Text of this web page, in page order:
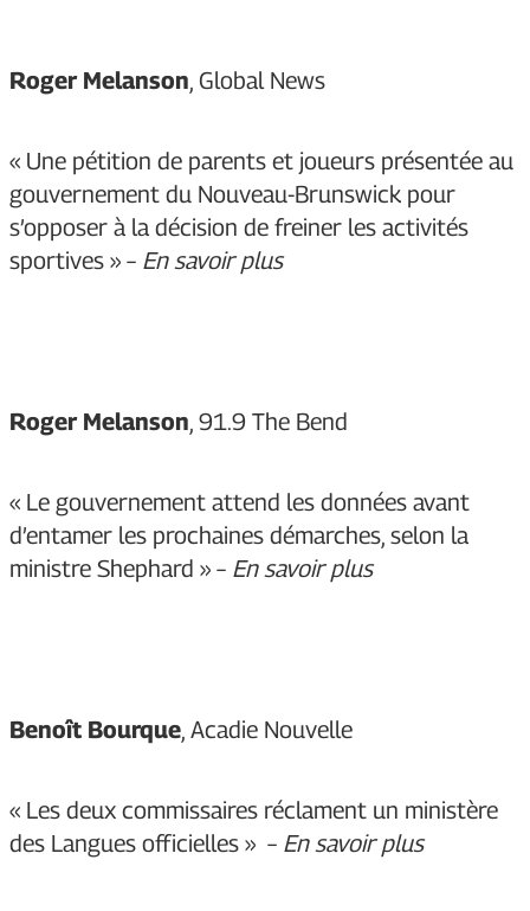
Roger Melanson, Global News
« Une pétition de parents et joueurs présentée au
gouvernement du Nouveau-Brunswick pour
s’opposer à la décision de freiner les activités
sportives » – En savoir plus
Roger Melanson, 91.9 The Bend
« Le gouvernement attend les données avant
d’entamer les prochaines démarches, selon la
ministre Shephard » – En savoir plus
Benoît Bourque, Acadie Nouvelle
« Les deux commissaires réclament un ministère
des Langues officielles » – En savoir plus